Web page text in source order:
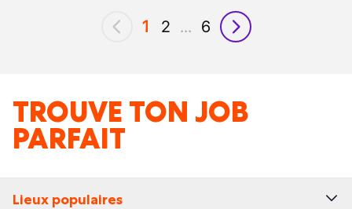
précédent
1 2 ... 6
suivant
TROUVE TON JOB
PARFAIT
Lieux populaires